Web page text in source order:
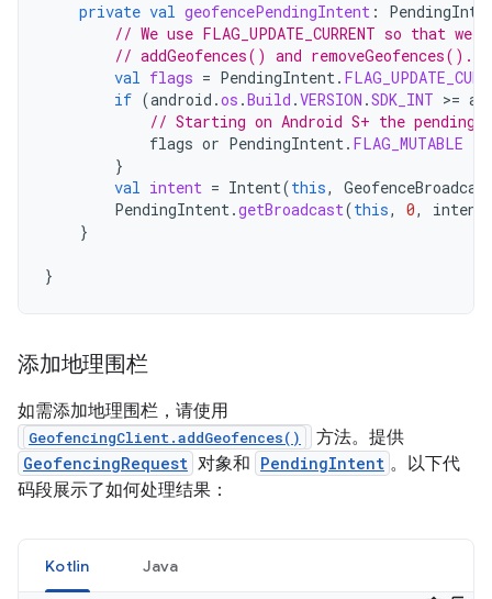
private val geofencePendingIntent :
// We use FLAG_UPDATE_CURRENT so
// addGeofences() and removeGeofences().
val flags = PendingIntent.
if (android .os .Build .VERSION .SDK_INT >=
// Starting on Android S+ the pending
flags or PendingIntent. FLAG_MUTABLE
}
val intent = Intent(this,
PendingIntent.getBroadcast(this, 0, intent
}
}
添加地理围栏
如需添加地理围栏，请使用
GeofencingClient.addGeofences() 方法。提供
GeofencingRequest 对象和 PendingIntent 。以下代
码段展示了如何处理结果：
Kotlin Java